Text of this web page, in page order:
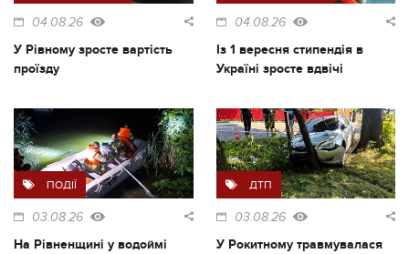
04.08.26
У Рівному зросте вартість
проїзду
04.08.26
Із 1 вересня стипендія в
Україні зросте вдвічі
ПОДІЇ
03.08.26
На Рівненщині у водоймі
ДТП
03.08.26
У Рокитному травмувалася